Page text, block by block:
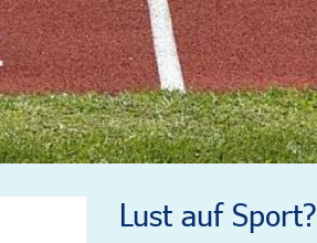
Lust auf Sport?